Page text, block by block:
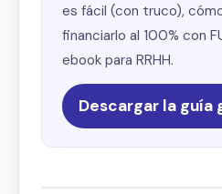
es fácil (con truco),
financiarlo al 100% con
ebook para RRHH.
Descargar la guía